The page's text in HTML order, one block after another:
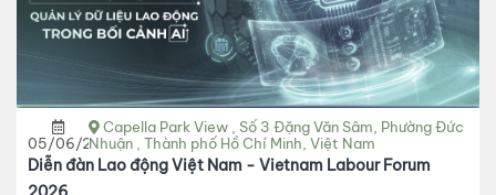
05/06/2026
Capella Park View , Số 3 Đặng Văn Sâm, Phường Đức
Nhuận , Thành phố Hồ Chí Minh, Việt Nam
Diễn đàn Lao động Việt Nam - Vietnam Labour Forum